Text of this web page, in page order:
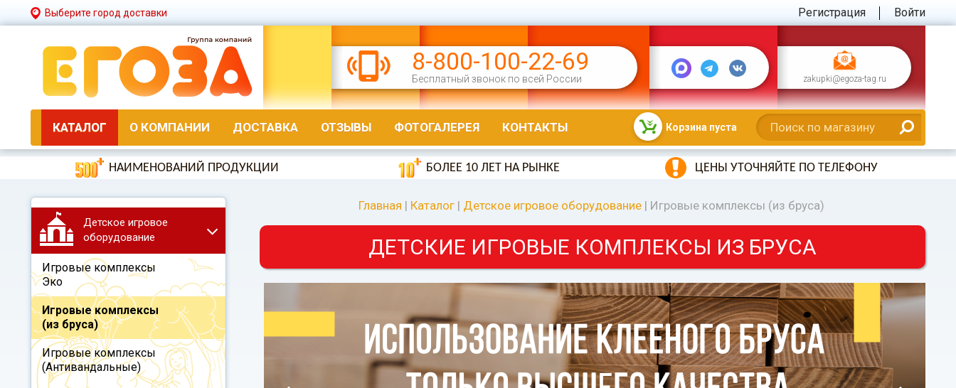
Выберите город доставки Регистрация Войти
8-800-100-22-69
Бесплатный звонок по всей России zakupki@egoza-tag.ru
КАТАЛОГ О КОМПАНИИ ДОСТАВКА ОТЗЫВЫ ФОТОГАЛЕРЕЯ КОНТАКТЫ Корзина пуста
НАИМЕНОВАНИЙ ПРОДУКЦИИ БОЛЕЕ 10 ЛЕТ НА РЫНКЕ ЦЕНЫ УТОЧНЯЙТЕ ПО ТЕЛЕФОНУ
Детское игровое
оборудование
Игровые комплексы
Эко
Игровые комплексы
(из бруса)
Игровые комплексы
(Антивандальные)
Главная | Каталог | Детское игровое оборудование | Игровые комплексы (из бруса)
ДЕТСКИЕ ИГРОВЫЕ КОМПЛЕКСЫ ИЗ БРУСА